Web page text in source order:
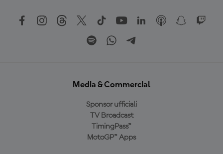
Media & Commercial
Sponsor ufficiali
TV Broadcast
TimingPass™
MotoGP™ Apps